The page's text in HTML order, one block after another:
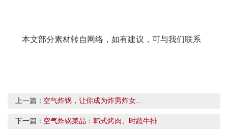
本文部分素材转自网络，如有建议，可与我们联系
上一篇： 空气炸锅，让你成为炸男炸女...
下一篇： 空气炸锅菜品：韩式烤肉、时蔬牛排...